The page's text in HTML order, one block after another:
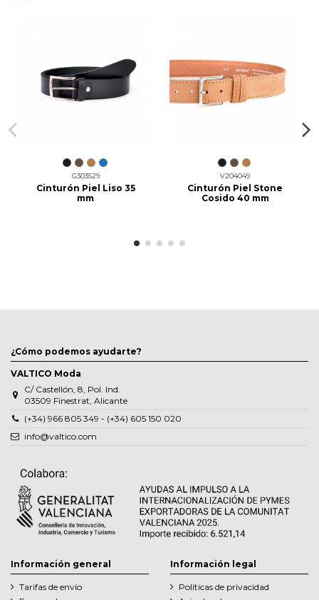
G303529
Cinturón Piel Liso 35
mm
V204049
Cinturón Piel Stone
Cosido 40 mm
¿Cómo podemos ayudarte?
VALTICO Moda
C/ Castellón, 8, Pol. Ind.
03509 Finestrat, Alicante
(+34) 966 805 349 - (+34) 605 150 020
info@valtico.com
Información general
Tarifas de envío
Información legal
Políticas de privacidad